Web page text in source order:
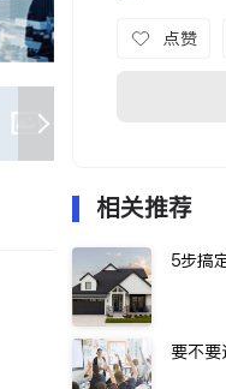
点赞
相关推荐
5步搞
要不要